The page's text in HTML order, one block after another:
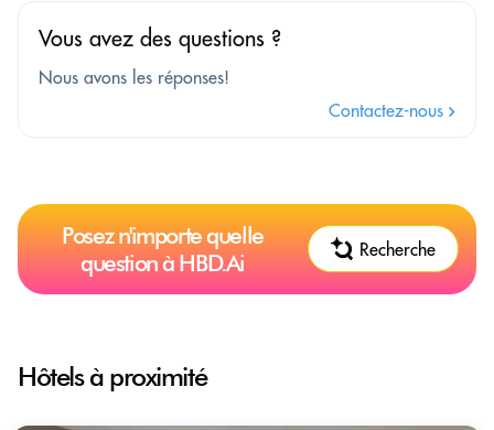
Vous avez des questions ?
Nous avons les réponses!
Contactez-nous
Posez n'importe quelle
question à HBD.Ai
Recherche
Hôtels à proximité